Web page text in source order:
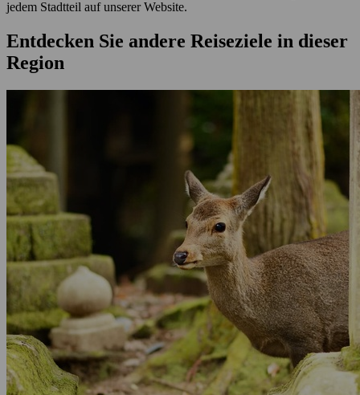
jedem Stadtteil auf unserer Website.
Entdecken Sie andere Reiseziele in dieser
Region